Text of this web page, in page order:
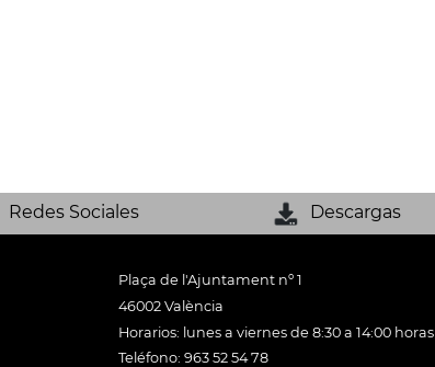
Redes Sociales Descargas
Plaça de l'Ajuntament nº 1
46002 València
Horarios: lunes a viernes de 8:30 a 14:00 horas
Teléfono: 963 52 54 78